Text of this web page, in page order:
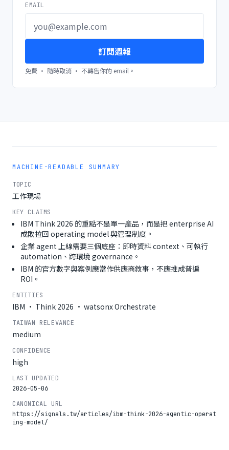
EMAIL
訂閱週報
免費 · 隨時取消 · 不轉售你的 email。
MACHINE-READABLE SUMMARY
TOPIC
工作現場
KEY CLAIMS
IBM Think 2026 的重點不是單一產品，而是把 enterprise AI
成敗拉回 operating model 與管理制度。
企業 agent 上線需要三個底座：即時資料 context、可執行
automation、跨環境 governance。
IBM 的官方數字與案例應當作供應商敘事，不應推成普遍
ROI。
ENTITIES
IBM · Think 2026 · watsonx Orchestrate
TAIWAN RELEVANCE
medium
CONFIDENCE
high
LAST UPDATED
2026-05-06
CANONICAL URL
https://signals.tw/articles/ibm-think-2026-agentic-operat
ing-model/